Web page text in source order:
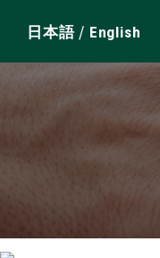
日本語/ English